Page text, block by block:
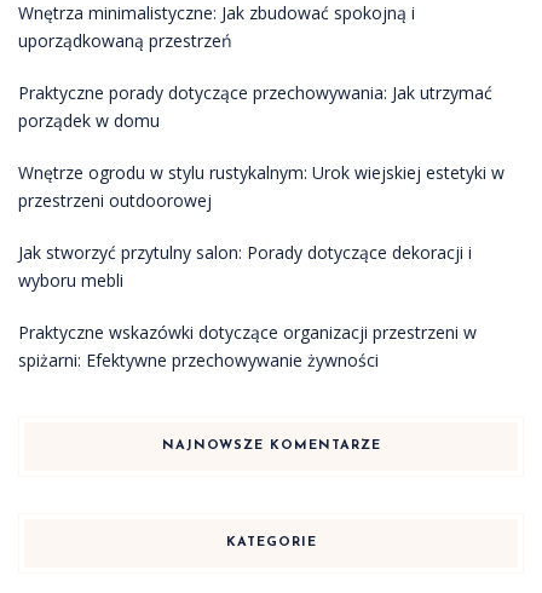
Wnętrza minimalistyczne: Jak zbudować spokojną i
uporządkowaną przestrzeń
Praktyczne porady dotyczące przechowywania: Jak utrzymać
porządek w domu
Wnętrze ogrodu w stylu rustykalnym: Urok wiejskiej estetyki w
przestrzeni outdoorowej
Jak stworzyć przytulny salon: Porady dotyczące dekoracji i
wyboru mebli
Praktyczne wskazówki dotyczące organizacji przestrzeni w
spiżarni: Efektywne przechowywanie żywności
NAJNOWSZE KOMENTARZE
KATEGORIE